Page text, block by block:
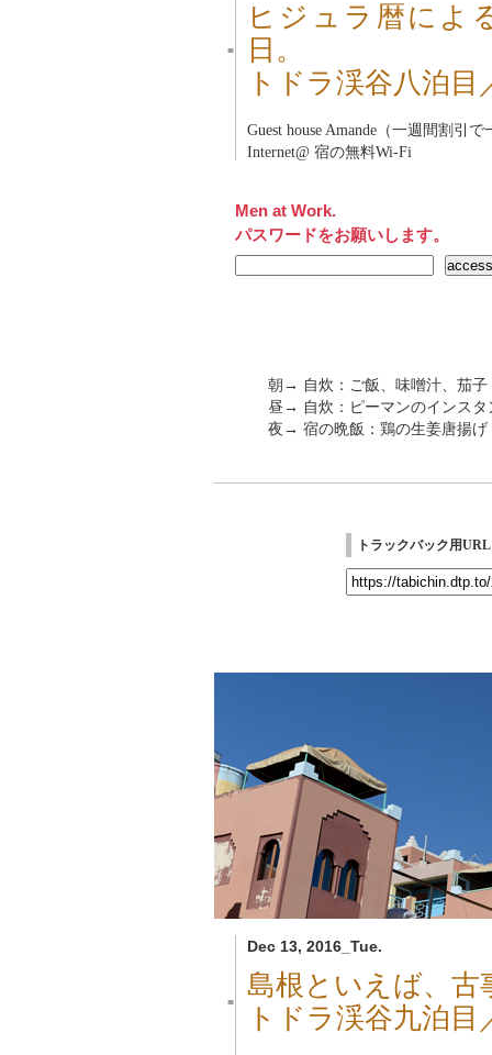
■
ヒジュラ暦によ
日。
トドラ渓谷八泊
Guest house Amande（一週間割引
Internet@ 宿の無料Wi-Fi
Men at Work.
パスワードをお願いします。
朝→ 自炊：ご飯、味噌汁、茄子
昼→ 自炊：ピーマンのインスタ
夜→ 宿の晩飯：鶏の生姜唐揚げ
トラックバック用URL
Dec 13, 2016_Tue.
■
島根といえば、古
トドラ渓谷九泊